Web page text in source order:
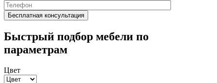
Быстрый подбор мебели по
параметрам
Цвет